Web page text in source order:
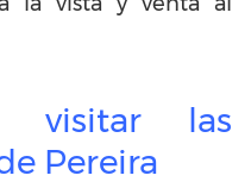
visitar las
Pereira